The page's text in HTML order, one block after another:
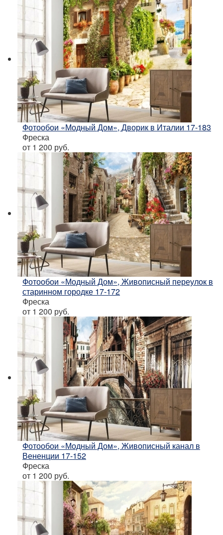
Фотообои «Модный Дом», Дворик в Италии 17-183
Фреска
от 1 200 руб.
Фотообои «Модный Дом», Живописный переулок в
старинном городке 17-172
Фреска
от 1 200 руб.
Фотообои «Модный Дом», Живописный канал в
Вененции 17-152
Фреска
от 1 200 руб.